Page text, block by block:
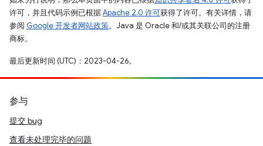
许可，并且代码示例已根据Apache 2.0 许可获得了许可。有关详情，请
参阅 Google 开发者网站政策。Java 是 Oracle 和/或其关联公司的注册
商标。
最后更新时间 (UTC)：2023-04-26。
参与
提交 bug
查看未处理完毕的问题